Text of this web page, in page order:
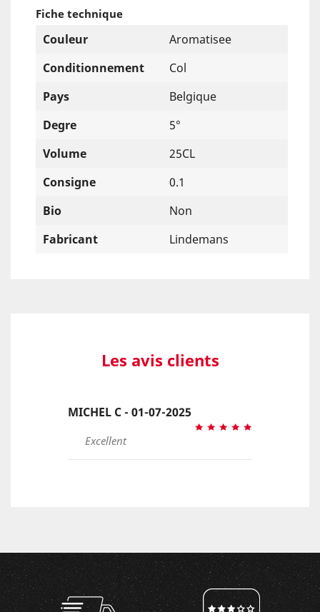
Fiche technique
Couleur
Aromatisee
Conditionnement
Col
Pays
Belgique
Degre
5°
Volume
25CL
Consigne
0.1
Bio
Non
Fabricant
Lindemans
Les avis clients
MICHEL C - 01-07-2025
Excellent